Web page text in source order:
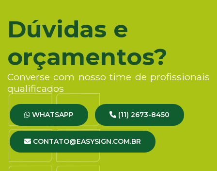
Dúvidas e
orçamentos?
Converse com nosso time de profissionais
qualificados
WHATSAPP (11) 2673-8450
CONTATO@EASYSIGN.COM.BR